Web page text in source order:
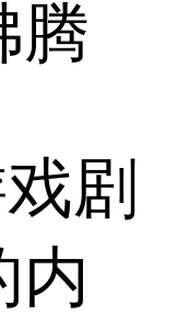
腾
剧
内